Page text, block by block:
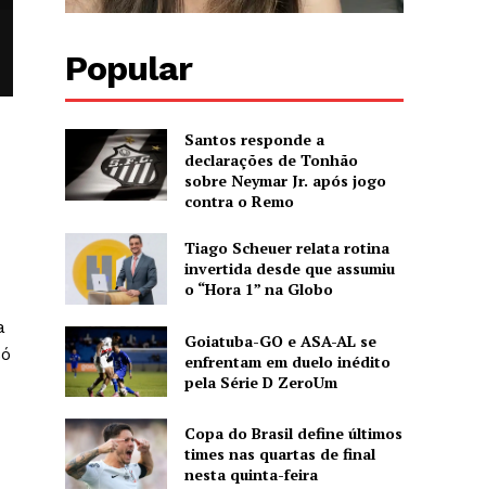
Popular
Santos responde a
declarações de Tonhão
sobre Neymar Jr. após jogo
contra o Remo
Tiago Scheuer relata rotina
invertida desde que assumiu
o “Hora 1” na Globo
Goiatuba-GO e ASA-AL se
enfrentam em duelo inédito
pela Série D ZeroUm
Copa do Brasil define últimos
times nas quartas de final
nesta quinta-feira